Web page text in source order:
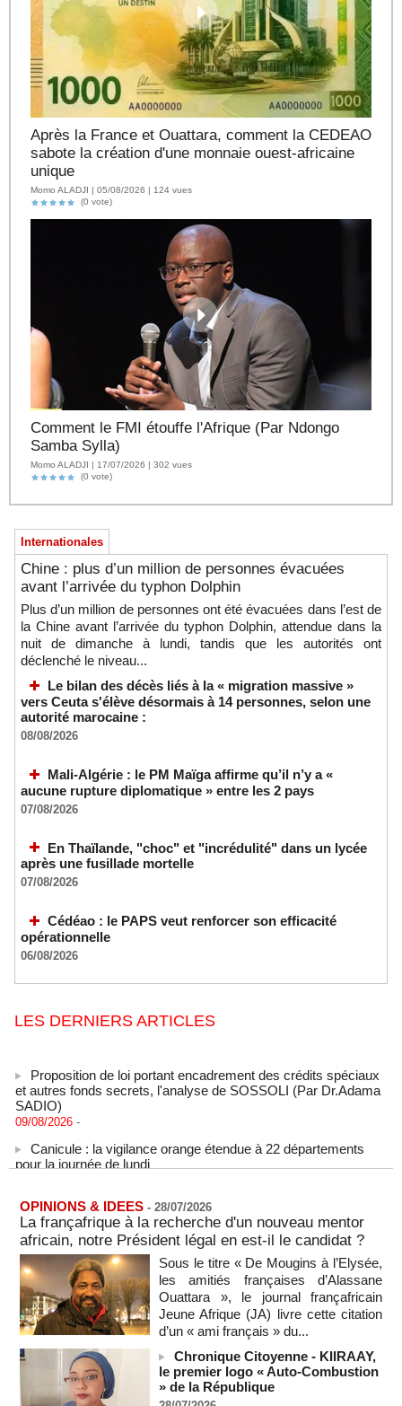
Après la France et Ouattara, comment la CEDEAO
sabote la création d'une monnaie ouest-africaine
unique
Momo ALADJI | 05/08/2026 | 124 vues
(0 vote)
Comment le FMI étouffe l'Afrique (Par Ndongo
Samba Sylla)
Momo ALADJI | 17/07/2026 | 302 vues
(0 vote)
Internationales
Chine : plus d’un million de personnes évacuées
avant l’arrivée du typhon Dolphin
Plus d’un million de personnes ont été évacuées dans l’est de
la Chine avant l’arrivée du typhon Dolphin, attendue dans la
nuit de dimanche à lundi, tandis que les autorités ont
déclenché le niveau...
Le bilan des décès liés à la « migration massive »
vers Ceuta s'élève désormais à 14 personnes, selon une
autorité marocaine :
08/08/2026
Mali-Algérie : le PM Maïga affirme qu’il n’y a «
aucune rupture diplomatique » entre les 2 pays
07/08/2026
En Thaïlande, "choc" et "incrédulité" dans un lycée
après une fusillade mortelle
07/08/2026
Cédéao : le PAPS veut renforcer son efficacité
opérationnelle
06/08/2026
LES DERNIERS ARTICLES
et autres fonds secrets, l'analyse de SOSSOLI (Par Dr.Adama
SADIO)
09/08/2026
pour la journée de lundi
09/08/2026 -
Biden s’est aggravé, annonce son fils
09/08/2026 -
Des échanges de frappes font cinq morts en Ukraine et en
Russie
09/08/2026 -
L'Iran exige pour rouvrir Ormuz que les Etats-Unis acceptent
"toutes" ses conditions
Iran : « aucune négociation directe » en cours avec les
États-Unis
09/08/2026 -
OPINIONS & IDEES - 28/07/2026
La françafrique à la recherche d'un nouveau mentor
africain, notre Président légal en est-il le candidat ?
Sous le titre « De Mougins à l’Elysée,
les amitiés françaises d’Alassane
Ouattara », le journal françafricain
Jeune Afrique (JA) livre cette citation
d’un « ami français » du...
Chronique Citoyenne - KIIRAAY,
le premier logo « Auto-Combustion
» de la République